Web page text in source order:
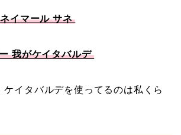
イマール サネ
我がケイタバルデ
ケイタバルデを使ってるのは私くら